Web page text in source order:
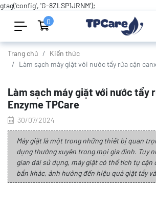
gtag('config', 'G-8ZLSP1JRNM');
0
Trang chủ
Kiến thức
Làm sạch máy giặt với nước tẩy rửa cặn
Làm sạch máy giặt với nước tẩy
Enzyme TPCare
30/07/2024
Máy giặt là một trong những thiết bị quan
dụng thường xuyên trong mọi gia đình. Tuy
gian dài sử dụng, máy giặt có thể tích tụ cặn
bẩn khác, ảnh hưởng đến hiệu quả giặt tẩy